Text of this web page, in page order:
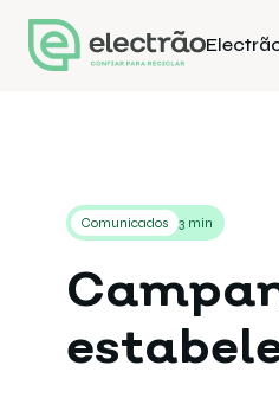
Comunicados 3 min